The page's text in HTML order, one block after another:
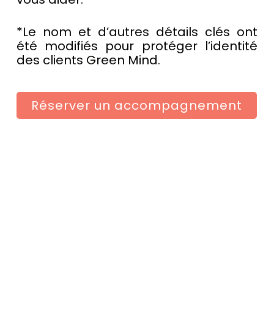
*Le nom et d’autres détails clés ont
été modifiés pour protéger l’identité
des clients Green Mind.
Réserver un accompagnement